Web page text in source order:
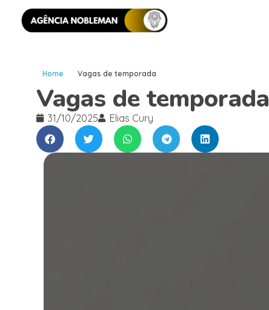
Home Vagas de temporada
Vagas de temporada
31/10/2025 Elias Cury